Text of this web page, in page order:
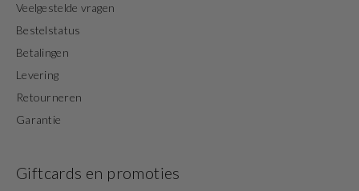
Veelgestelde vragen
Bestelstatus
Betalingen
Levering
Retourneren
Garantie
Giftcards en promoties